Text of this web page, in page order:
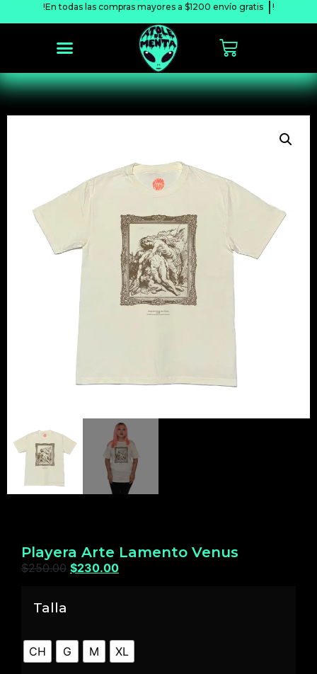
!En todas las compras mayores a $1200 envío gratis !
Playera Arte Lamento Venus
$250.00 $230.00
Talla
CH G M XL